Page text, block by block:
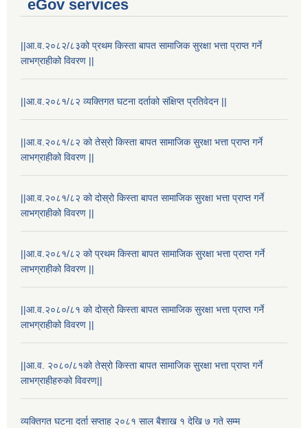
eGov services
||आ.व.२०८२/८३को प्रथम किस्ता बापत सामाजिक सुरक्षा भत्ता प्राप्त गर्ने
लाभग्राहीको विवरण ||
||आ.व.२०८१/८२ व्यक्तिगत घटना दर्ताको संक्षिप्त प्रतिवेदन ||
||आ.व.२०८१/८२ को तेस्रो किस्ता बापत सामाजिक सुरक्षा भत्ता प्राप्त गर्ने
लाभग्राहीको विवरण ||
||आ.व.२०८१/८२ को दोस्रो किस्ता बापत सामाजिक सुरक्षा भत्ता प्राप्त गर्ने
लाभग्राहीको विवरण ||
||आ.व.२०८१/८२ को प्रथम किस्ता बापत सामाजिक सुरक्षा भत्ता प्राप्त गर्ने
लाभग्राहीको विवरण ||
||आ.व.२०८०/८१ को दोस्रो किस्ता बापत सामाजिक सुरक्षा भत्ता प्राप्त गर्ने
लाभग्राहीको विवरण ||
||आ.व. २०८०/८१को तेस्रो किस्ता बापत सामाजिक सुरक्षा भत्ता प्राप्त गर्ने
लाभग्राहीहरुको विवरण||
व्यक्तिगत घटना दर्ता सप्ताह २०८१ साल बैशाख १ देखि ७ गते सम्म